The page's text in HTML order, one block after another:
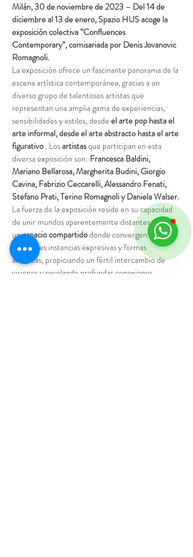
Milán, 30 de noviembre de 2023 – Del 14 de
diciembre al 13 de enero, Spazio HUS acoge la
exposición colectiva “Confluences
Contemporary”, comisariada por Denis Jovanovic
Romagnoli.
La exposición ofrece un fascinante panorama de la
escena artística contemporánea, gracias a un
diverso grupo de talentosos artistas que
representan una amplia gama de experiencias,
sensibilidades y estilos, desde el arte pop hasta el
arte informal, desde el arte abstracto hasta el arte
figurativo . Los artistas que participan en esta
diversa exposición son: Francesca Baldini,
Mariano Bellarosa, Margherita Budini, Giorgio
Cavina, Fabrizio Ceccarelli, Alessandro Fenati,
Stefano Prati, Terino Romagnoli y Daniela Walser.
La fuerza de la exposición reside en su capacidad
de unir mundos aparentemente distantes y crear
un espacio compartido donde convergen
diferentes instancias expresivas y formas
artísticas, propiciando un fértil intercambio de
visiones y revelando profundas conexiones,